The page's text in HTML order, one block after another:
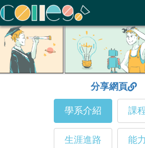
ColleGo! 大學選才與高中育才輔助系統
分享網頁
學系介紹 課
生涯進路 能